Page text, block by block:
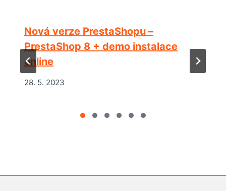
Nová verze PrestaShopu –
PrestaShop 8 + demo instalace
online
28. 5. 2023